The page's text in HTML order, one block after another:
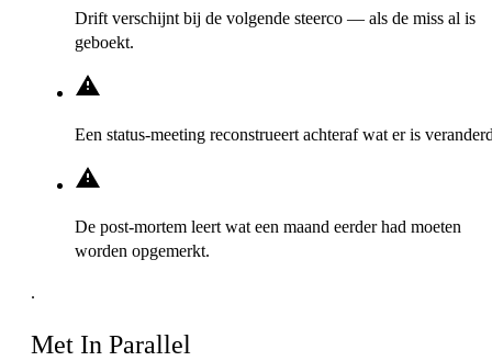
Drift verschijnt bij de volgende steerco — als de miss al is
geboekt.
Een status-meeting reconstrueert achteraf wat er is
De post-mortem leert wat een maand eerder had moeten
worden opgemerkt.
.
Met In Parallel